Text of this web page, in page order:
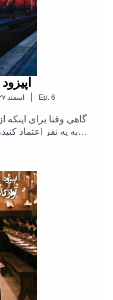
6.
۱۳۹۸ اسفند ۲۷, سه‌شنبه | Ep.6
گاهی وقتا برای اینکه
به یه نفر اعتماد
جادو. برای حمایت از
صفحه حامی باش
تلگرام هری پاتر